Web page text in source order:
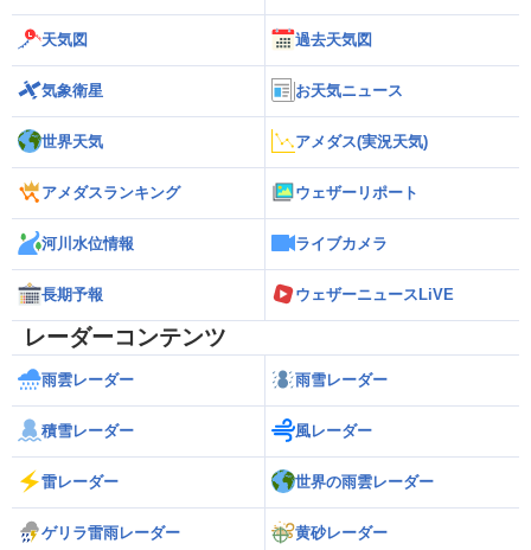
天気図 過去天気図
気象衛星 お天気ニュース
世界天気 アメダス(実況天気)
アメダスランキング ウェザーリポート
河川水位情報 ライブカメラ
長期予報 ウェザーニュースLiVE
レーダーコンテンツ
雨雲レーダー 雨雪レーダー
積雪レーダー 風レーダー
雷レーダー 世界の雨雲レーダー
ゲリラ雷雨レーダー 黄砂レーダー